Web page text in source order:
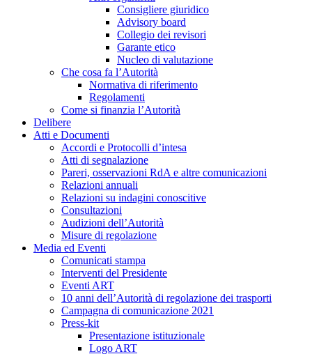
Consigliere giuridico
Advisory board
Collegio dei revisori
Garante etico
Nucleo di valutazione
Che cosa fa l’Autorità
Normativa di riferimento
Regolamenti
Come si finanzia l’Autorità
Delibere
Atti e Documenti
Accordi e Protocolli d’intesa
Atti di segnalazione
Pareri, osservazioni RdA e altre comunicazioni
Relazioni annuali
Relazioni su indagini conoscitive
Consultazioni
Audizioni dell’Autorità
Misure di regolazione
Media ed Eventi
Comunicati stampa
Interventi del Presidente
Eventi ART
10 anni dell’Autorità di regolazione dei trasporti
Campagna di comunicazione 2021
Press-kit
Presentazione istituzionale
Logo ART